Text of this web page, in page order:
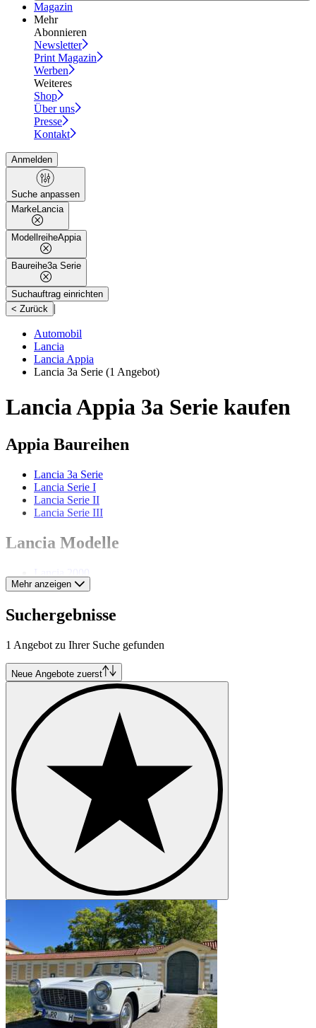
Magazin
Mehr
Abonnieren
Newsletter
Print Magazin
Werben
Weiteres
Shop
Über uns
Presse
Kontakt
Anmelden
Suche anpassen
MarkeLancia
ModellreiheAppia
Baureihe3a Serie
Suchauftrag einrichten
< Zurück |
Automobil
Lancia
Lancia Appia
Lancia 3a Serie (1 Angebot)
Lancia Appia 3a Serie kaufen
Appia Baureihen
Lancia 3a Serie
Lancia Serie I
Lancia Serie II
Lancia Serie III
Lancia Modelle
Lancia Aprilia
Lancia Augusta
Lancia Aurelia
Lancia Delta
Lancia Flaminia
Lancia Flavia
Lancia Fulvia
Lancia Gamma
Lancia Thema
Mehr anzeigen
Suchergebnisse
1 Angebot zu Ihrer Suche gefunden
Neue Angebote zuerst